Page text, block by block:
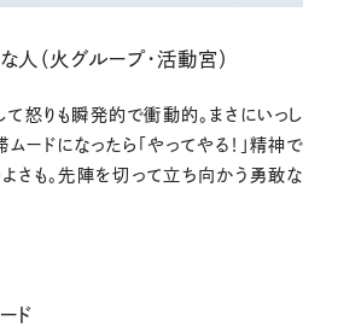
人（火グループ・活動宮）
て怒りも瞬発的で衝動的。まさにいっし
ードになったら「やってやる！」精神で
さも。先陣を切って立ち向かう勇敢な
ド